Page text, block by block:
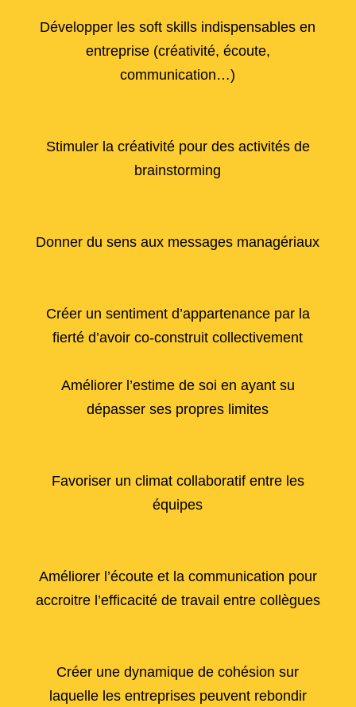
Développer les soft skills indispensables en
entreprise (créativité, écoute,
communication…)
Stimuler la créativité pour des activités de
brainstorming
Donner du sens aux messages managériaux
Créer un sentiment d’appartenance par la
fierté d’avoir co-construit collectivement
Améliorer l’estime de soi en ayant su
dépasser ses propres limites
Favoriser un climat collaboratif entre les
équipes
Améliorer l’écoute et la communication pour
accroitre l’efficacité de travail entre collègues
Créer une dynamique de cohésion sur
laquelle les entreprises peuvent rebondir